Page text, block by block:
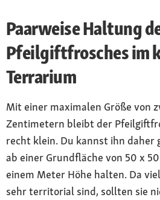
Paarweise Haltung
Pfeilgiftfrosches im
Terrarium
Mit einer maximalen Größe von
Zentimetern bleibt der
recht klein. Du kannst ihn daher
ab einer Grundfläche von 50 x
einem Meter Höhe halten. Da
sehr territorial sind, sollten sie